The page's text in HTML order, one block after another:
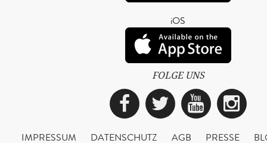
iOS
FOLGE UNS
Facebook
Twitter
IMPRESSUM DATENSCHUTZ AGB PRESSE